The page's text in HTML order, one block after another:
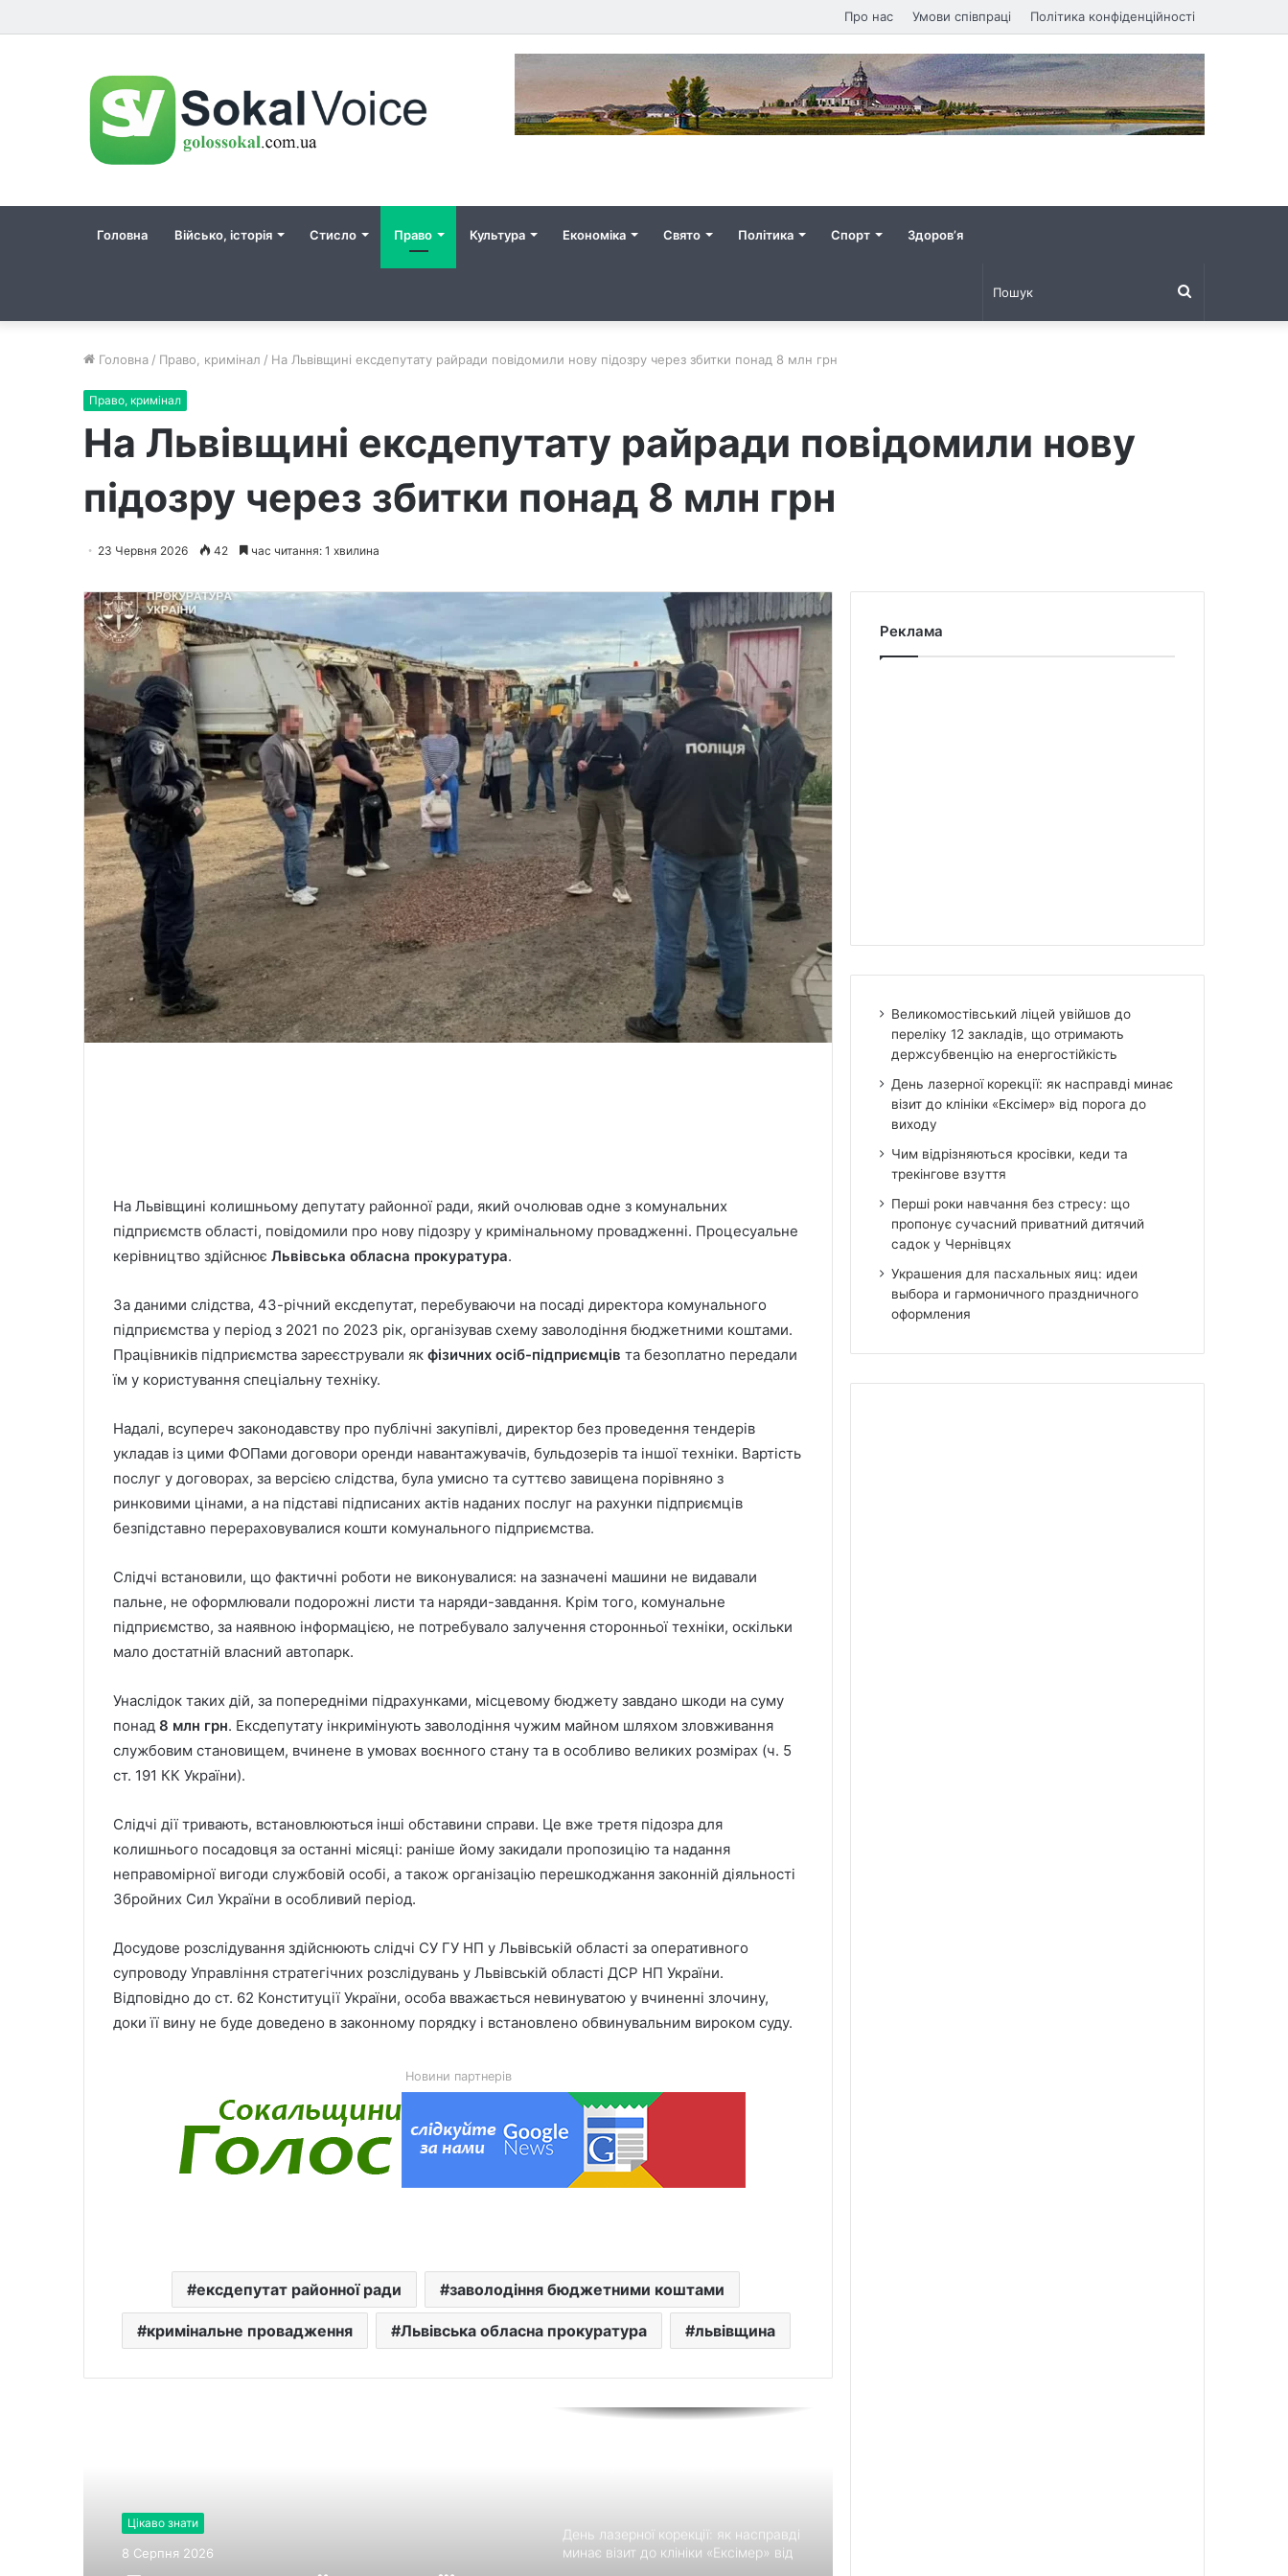
Про нас Умови співпраці Політика конфіденційності
Головна Військо, історія Стисло Право Культура Економіка Свято Політика Спорт Здоров’я
Головна / Право, кримінал / На Львівщині ексдепутату райради повідомили нову підозру через збитки понад 8 млн грн
Право, кримінал
На Львівщині ексдепутату райради повідомили нову
підозру через збитки понад 8 млн грн
23 Червня 2026 42 час читання: 1 хвилина
На Львівщині колишньому депутату районної ради, який очолював одне з комунальних
підприємств області, повідомили про нову підозру у кримінальному провадженні. Процесуальне
керівництво здійснює Львівська обласна прокуратура.
За даними слідства, 43-річний ексдепутат, перебуваючи на посаді директора комунального
підприємства у період з 2021 по 2023 рік, організував схему заволодіння бюджетними коштами.
Працівників підприємства зареєстрували як фізичних осіб-підприємців та безоплатно передали
їм у користування спеціальну техніку.
Надалі, всупереч законодавству про публічні закупівлі, директор без проведення тендерів
укладав із цими ФОПами договори оренди навантажувачів, бульдозерів та іншої техніки. Вартість
послуг у договорах, за версією слідства, була умисно та суттєво завищена порівняно з
ринковими цінами, а на підставі підписаних актів наданих послуг на рахунки підприємців
безпідставно перераховувалися кошти комунального підприємства.
Слідчі встановили, що фактичні роботи не виконувалися: на зазначені машини не видавали
пальне, не оформлювали подорожні листи та наряди-завдання. Крім того, комунальне
підприємство, за наявною інформацією, не потребувало залучення сторонньої техніки, оскільки
мало достатній власний автопарк.
Унаслідок таких дій, за попередніми підрахунками, місцевому бюджету завдано шкоди на суму
понад 8 млн грн. Ексдепутату інкримінують заволодіння чужим майном шляхом зловживання
службовим становищем, вчинене в умовах воєнного стану та в особливо великих розмірах (ч. 5
ст. 191 КК України).
Слідчі дії тривають, встановлюються інші обставини справи. Це вже третя підозра для
колишнього посадовця за останні місяці: раніше йому закидали пропозицію та надання
неправомірної вигоди службовій особі, а також організацію перешкоджання законній діяльності
Збройних Сил України в особливий період.
Досудове розслідування здійснюють слідчі СУ ГУ НП у Львівській області за оперативного
супроводу Управління стратегічних розслідувань у Львівській області ДСР НП України.
Відповідно до ст. 62 Конституції України, особа вважається невинуватою у вчиненні злочину,
доки її вину не буде доведено в законному порядку і встановлено обвинувальним вироком суду.
Новини партнерів
ексдепутат районної ради заволодіння бюджетними коштами
кримінальне провадження Львівська обласна прокуратура львівщина
Цікаво знати
Цікаво знати
8 Серпня 2026
минає візит до клініки «Ексімер» від
трекінгове взуття
Перші роки навчання без стресу: що
пропонує сучасний приватний
дитячий садок у Чернівцях
Украшения для пасхальных яиц:
Встановлення фільтрів для води «під
ключ»: ТОП-7 форматів послуг
переліку 12 закладів, що отримають
Чим відрізняються кросівки, кеди та
трекінгове взуття
Реклама
Великомостівський ліцей увійшов до
переліку 12 закладів, що отримають
держсубвенцію на енергостійкість
День лазерної корекції: як насправді минає
візит до клініки «Ексімер» від порога до
виходу
Чим відрізняються кросівки, кеди та
трекінгове взуття
Перші роки навчання без стресу: що
пропонує сучасний приватний дитячий
садок у Чернівцях
Украшения для пасхальных яиц: идеи
выбора и гармоничного праздничного
оформления